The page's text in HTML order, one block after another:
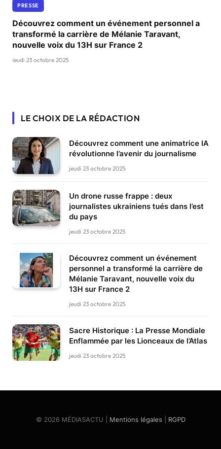
PRESSE
Découvrez comment un événement personnel a
transformé la carrière de Mélanie Taravant,
nouvelle voix du 13H sur France 2
jeudi 23 octobre 2025
LE CHOIX DE LA RÉDACTION
Découvrez comment une animatrice IA
révolutionne l’avenir du journalisme
jeudi 23 octobre 2025
Un drone russe frappe : deux
journalistes ukrainiens tués dans l’est
du pays
jeudi 23 octobre 2025
Découvrez comment un événement
personnel a transformé la carrière de
Mélanie Taravant, nouvelle voix du
13H sur France 2
jeudi 23 octobre 2025
Sacre Historique : La Presse Mondiale
Enflammée par les Lionceaux de l’Atlas
jeudi 23 octobre 2025
© 2026 MÉDIASACTU | Mentions légales RGPD